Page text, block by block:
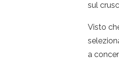
sul
Visto
a